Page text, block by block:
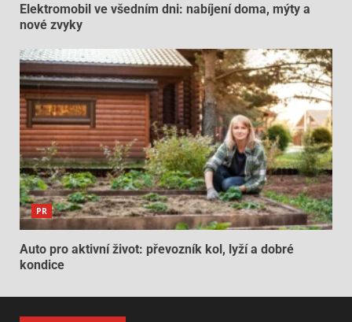
Elektromobil ve všedním dni: nabíjení doma, mýty a
nové zvyky
PR
Auto pro aktivní život: převozník kol, lyží a dobré
kondice